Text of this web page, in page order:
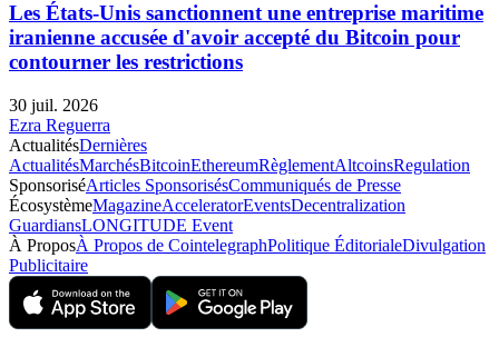
Les États-Unis sanctionnent une entreprise maritime
iranienne accusée d'avoir accepté du Bitcoin pour
contourner les restrictions
30 juil. 2026
Ezra Reguerra
ActualitésDernières
ActualitésMarchésBitcoinEthereumRèglementAltcoinsRegulation
SponsoriséArticles SponsorisésCommuniqués de Presse
ÉcosystèmeMagazineAcceleratorEventsDecentralization
GuardiansLONGITUDE Event
À ProposÀ Propos de CointelegraphPolitique ÉditorialeDivulgation
Publicitaire